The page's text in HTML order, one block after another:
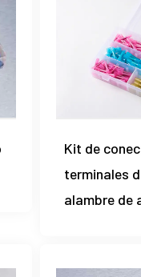
Kit de
terminales
alambre de